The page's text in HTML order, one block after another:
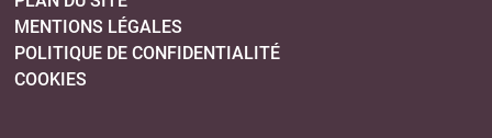
MENTIONS LÉGALES
POLITIQUE DE CONFIDENTIALITÉ
COOKIES